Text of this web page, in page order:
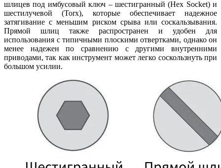
шлицев под имбусовый ключ – шестигранный (Hex Socket) и
шестилучевой (Torx), которые обеспечивает надежное
затягивание с меньшим риском срыва или соскальзывания.
Прямой шлиц также распространен и удобен для
использования с типичными плоскими отвертками, однако он
менее надежен по сравнению с другими внутренними
приводами, так как инструмент может легко соскользнуть при
большом усилии.